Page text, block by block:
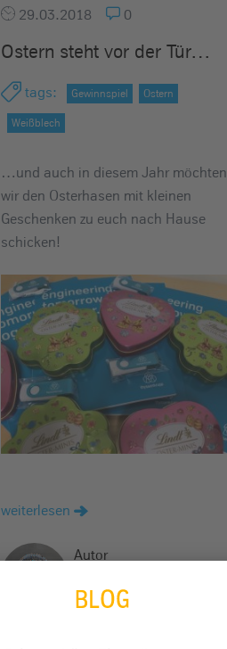
29.03.2018 0
Ostern steht vor der Tür…
tags: Gewinnspiel Ostern
Weißblech
…und auch in diesem Jahr möchten
wir den Osterhasen mit kleinen
Geschenken zu euch nach Hause
schicken!
weiterlesen
Autor
Azubis im Ruhestand ;-)